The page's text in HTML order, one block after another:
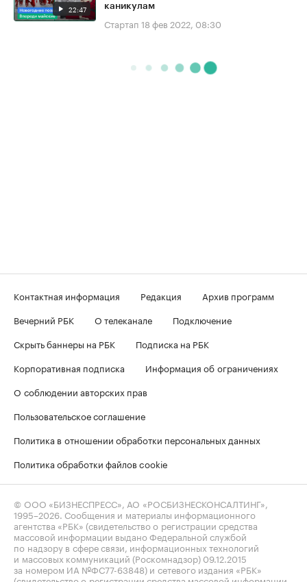
22:47
каникулам
Стартап 18 фев 2022, 08:30
Контактная информация Редакция
Архив программ
Вечерний РБК
О телеканале
Подключение
Скрыть баннеры на РБК
Подписка на РБК
Корпоративная подписка
Информация об ограничениях
О соблюдении авторских прав
Пользовательское соглашение
Политика в отношении обработки персональных данных
Политика обработки файлов cookie
© ООО «БИЗНЕСПРЕСС», АО «РОСБИЗНЕСКОНСАЛТИНГ»,
1995–2026 . Сообщения и материалы информационного
агентства «РБК» (свидетельство о регистрации средства
массовой информации выдано Федеральной службой
по надзору в сфере связи, информационных технологий
и массовых коммуникаций (Роскомнадзор) 09.12.2015
за номером ИА №ФС77-63848) и сетевого издания «РБК»